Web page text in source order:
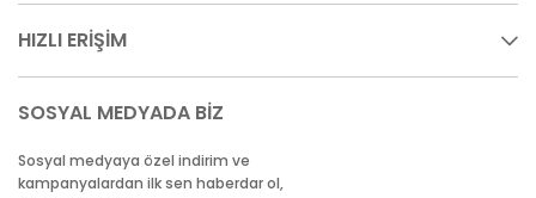
HIZLI ERİŞİM
SOSYAL MEDYADA BİZ
Sosyal medyaya özel indirim ve
kampanyalardan ilk sen haberdar ol,